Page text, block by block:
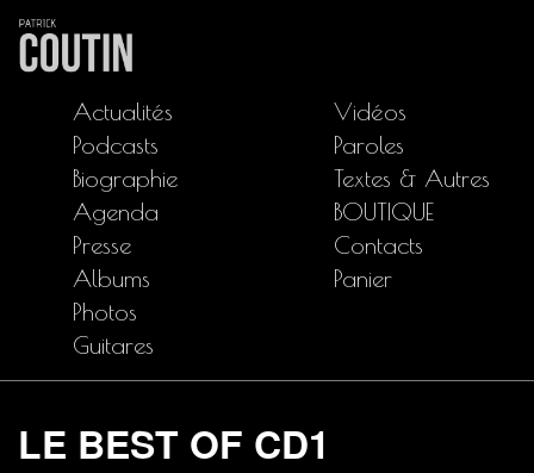
Actualités
Podcasts
Biographie
Agenda
Presse
Albums
Photos
Guitares
Vidéos
Paroles
Textes & Autres
BOUTIQUE
Contacts
Panier
LE BEST OF CD1